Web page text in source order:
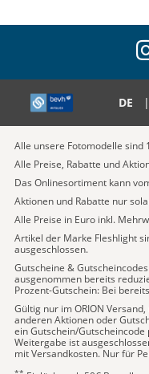
DE |
Alle unsere Fotomodelle sind
Alle Preise, Rabatte und
Das Onlinesortiment kann
Aktionen und Rabatte nur
Alle Preise in Euro inkl.
Artikel der Marke Fleshlight
ausgeschlossen.
Gutscheine &
ausgenommen bereits
Prozent-Gutschein: Bei
Gültig nur im ORION
anderen Aktionen oder
ein Gutschein/
Weitergabe ist
mit Versandkosten. Nur für